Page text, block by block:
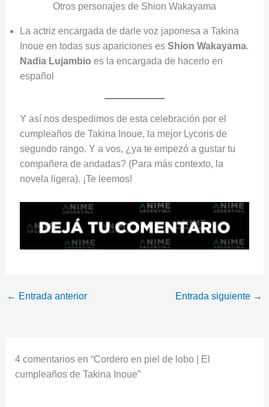
Otros personajes de Shion Wakayama
La actriz encargada de darle voz japonesa a Takina
Inoue en todas sus apariciones es Shion Wakayama.
Nadia Lujambio es la encargada de hacerlo en
español
Y así nos despedimos de esta celebración por el
cumpleaños de Takina Inoue, la mejor Lycoris de
segundo rango. Y a vos, ¿ya te empezó a gustar tu
compañera de andadas? (Para más contexto, la
novela ligera). ¡Te leemos!
← Entrada anterior Entrada siguiente →
4 comentarios en “Cordero en piel de lobo | El
cumpleaños de Takina Inoue”